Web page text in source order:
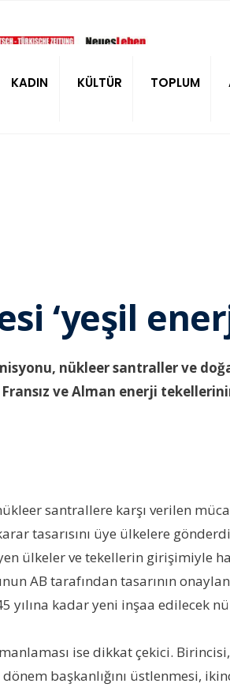
KADIN KÜLTÜR TOPLUM
‘yeşil
nükleer santraller ve
ve Alman enerji
santrallere karşı verilen
tasarısını üye ülkelere
ülkeler ve tekellerin girişimiyle
AB tarafından tasarının
yılına kadar yeni inşaa
ise dikkat çekici.
başkanlığını üstlenmesi,